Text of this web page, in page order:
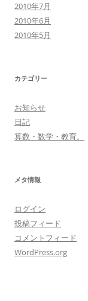
2010年7月
2010年6月
2010年5月
カテゴリー
お知らせ
日記
算数・数学・教育。
メタ情報
ログイン
投稿フィード
コメントフィード
WordPress.org